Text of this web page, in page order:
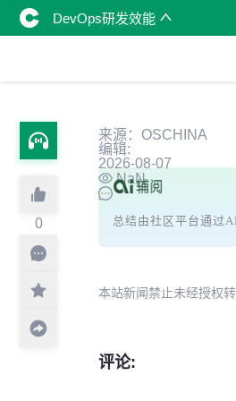
DevOps研发效能
0
来源：OSCHINA
编辑:
2026-08-07
NaN
总结由社区平台通过
本站新闻禁止未经授权
评论: